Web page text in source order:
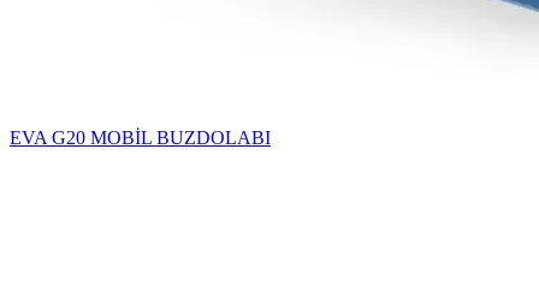
EVA G20 MOBİL BUZDOLABI